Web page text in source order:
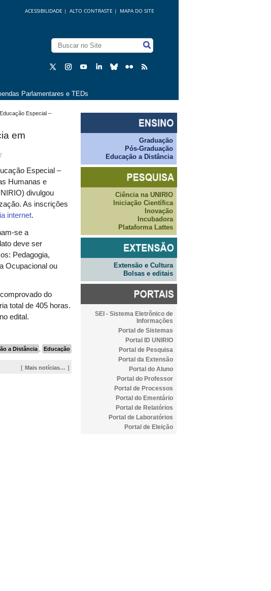
MAPA DO SITE
ALTO CONTRASTE |
ACESSIBILIDADE |
Parlamentares e TEDs
Especial –
em
Especial –
Humanas e
divulgou
As inscrições
internet.
se a
deve ser
Pedagogia,
Ocupacional ou
do
total de 405 horas.
edital.
a Distância Educação
Mais notícias…
Graduação
Pós-Graduação
Educação a Distância
Ciência na UNIRIO
Iniciação Científica
Inovação
Incubadora
Plataforma Lattes
Extensão e Cultura
Bolsas e editais
SEI - Sistema Eletrônico de
Informações
Portal de Sistemas
Portal ID UNIRIO
Portal de Pesquisa
Portal da Extensão
Portal do Aluno
Portal do Professor
Portal de Processos
Portal do Ementário
Portal de Relatórios
Portal de Laboratórios
Portal de Eleição